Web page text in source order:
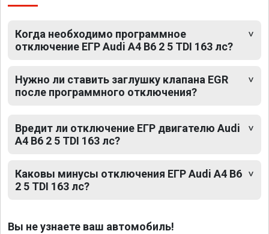
Когда необходимо программное
отключение ЕГР Audi A4 B6 2 5 TDI 163 лс?
Нужно ли ставить заглушку клапана EGR
после программного отключения?
Вредит ли отключение ЕГР двигателю Audi
A4 B6 2 5 TDI 163 лс?
Каковы минусы отключения ЕГР Audi A4 B6
2 5 TDI 163 лс?
Вы не узнаете ваш автомобиль!